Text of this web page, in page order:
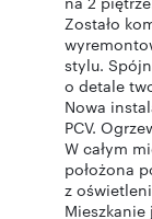
Zostało
stylu.
o detale
Nowa
PCV.
W całym
położona
z